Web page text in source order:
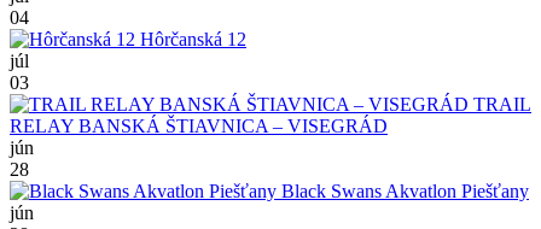
04
Hôrčanská 12
júl
03
TRAIL
RELAY BANSKÁ ŠTIAVNICA – VISEGRÁD
jún
28
Black Swans Akvatlon Piešťany
jún